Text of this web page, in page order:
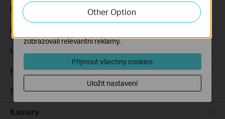
Integrated Gateways
DSL Gateways
Cloud-Based
Hardware
Software
Kamery
Other Option
zlepšení a přizpůsobení jejich funkčnosti.
Marketingové soubory cookie mohou prostřednictvím
zobrazovali relevantní reklamy.
Přijmout všechny cookies
Uložit nastavení